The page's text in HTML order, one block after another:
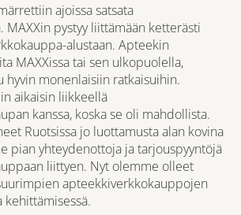
ajoissa satsata
MAXXin pystyy liittämään ketterästi
alustaan. Apteekin
MAXXissa tai sen ulkopuolella,
hyvin monenlaisiin ratkaisuihin.
aikaisin liikkeellä
kanssa, koska se oli mahdollista.
Ruotsissa jo luottamusta alan kovina
pian yhteydenottoja ja tarjouspyyntöjä
liittyen. Nyt olemme olleet
apteekkiverkkokauppojen
kehittämisessä.